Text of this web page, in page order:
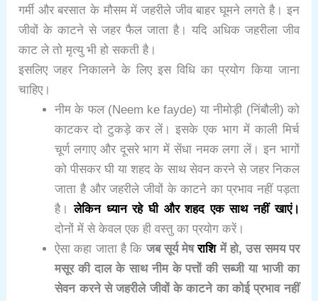
गर्मी और बरसात के मौसम में जहरीले जीव बाहर घूमने लगते है। इन
जीवों के काटने से जहर फैल जाता है। यदि अधिक जहरीला जीव
काट ले तो मृत्यु भी हो सकती है।
इसलिए जहर निकालने के लिए इस विधि का प्रयोग किया जाना
चाहिए।
नीम के फल (Neem ke fayde) या नीमोड़ी (निंबौली) को
काटकर दो टुकड़े कर लें। इसके एक भाग में काली मिर्च
चूर्ण लगाए और दूसरे भाग में सेंधा नमक लगा लें। इन भागों
को पीसकर घी या शहद के साथ सेवन करने से जहर निकल
जाता है और जहरीले जीवों के काटने का प्रभाव नहीं पड़ता
है। लेकिन ध्यान रहे घी और शहद एक साथ नहीं खाएं।
दोनों में से केवल एक ही वस्तु का प्रयोग करें।
ऐसा कहा जाता है कि जब सूर्य मेषराशिमें हो, उस समय पर
मसूर की दाल के साथ नीम के पत्तों की सब्जी या भाजी का
सेवन करने से जहरीले जीवों के काटने का कोई प्रभाव नहीं